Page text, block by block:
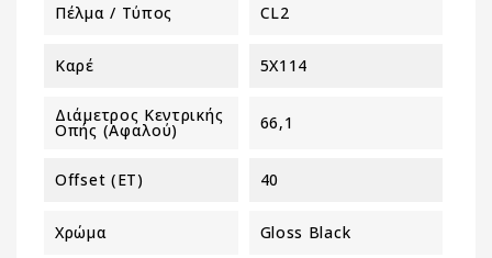
Πέλμα / Τύπος CL2
Καρέ 5X114
Διάμετρος Κεντρικής
Οπής (αφαλού) 66,1
Offset (ET) 40
Χρώμα Gloss Black